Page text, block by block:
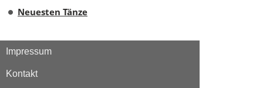
Neuesten Tänze
Impressum
Kontakt